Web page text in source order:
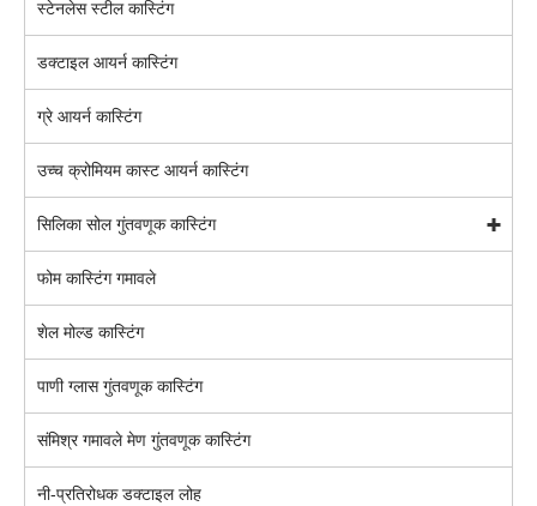
स्टेनलेस स्टील कास्टिंग
डक्टाइल आयर्न कास्टिंग
ग्रे आयर्न कास्टिंग
उच्च क्रोमियम कास्ट आयर्न कास्टिंग
सिलिका सोल गुंतवणूक कास्टिंग
फोम कास्टिंग गमावले
शेल मोल्ड कास्टिंग
पाणी ग्लास गुंतवणूक कास्टिंग
संमिश्र गमावले मेण गुंतवणूक कास्टिंग
नी-प्रतिरोधक डक्टाइल लोह